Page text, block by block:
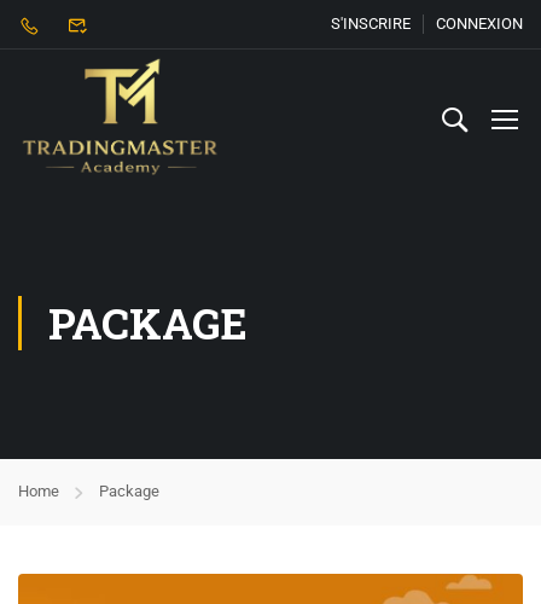
S'INSCRIRE CONNEXION
PACKAGE
Home Package